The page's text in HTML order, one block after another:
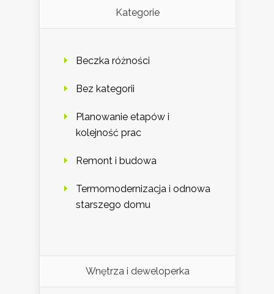
Kategorie
Beczka różności
Bez kategorii
Planowanie etapów i
kolejność prac
Remont i budowa
Termomodernizacja i odnowa
starszego domu
Wnętrza i deweloperka